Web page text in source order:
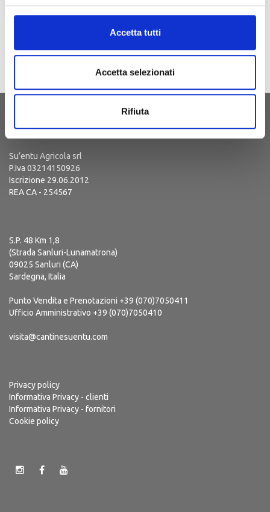
Accetta tutti
Accetta selezionati
Rifiuta
https://tinyurl.com/cantineapertesuentu
Su’entu Agricola srl
P.Iva 03214150926
Iscrizione 29.06.2012
REA CA - 254567
S.P. 48 Km 1,8
(Strada Sanluri-Lunamatrona)
09025 Sanluri (CA)
Sardegna, Italia
Punto Vendita e Prenotazioni +39 (070)7050411
Ufficio Amministrativo +39 (070)7050410
visita@cantinesuentu.com
Privacy policy
Informativa Privacy - clienti
Informativa Privacy - fornitori
Cookie policy